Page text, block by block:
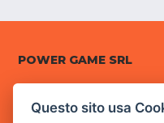
POWER GAME SRL
via Villaggio dei Platani,
Questo sito usa